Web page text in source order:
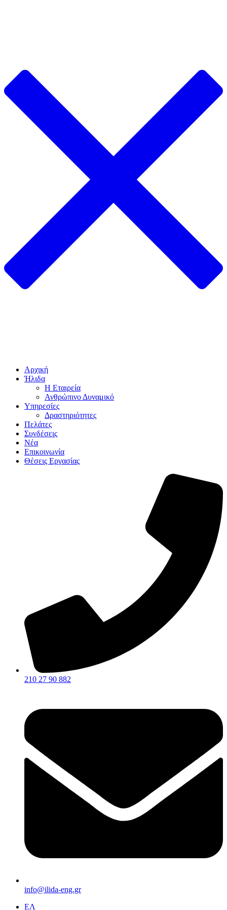
Αρχική
Ήλιδα
Η Εταιρεία
Ανθρώπινο Δυναμικό
Υπηρεσίες
Δραστηριότητες
Πελάτες
Συνδέσεις
Νέα
Επικοινωνία
Θέσεις Εργασίας
210 27 90 882
info@ilida-eng.gr
ΕΛ